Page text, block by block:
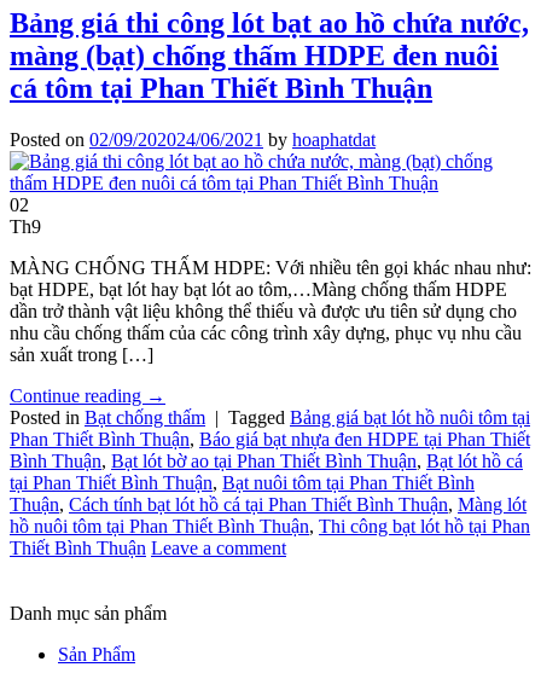
Bảng giá thi công lót bạt ao hồ chứa nước,
màng (bạt) chống thấm HDPE đen nuôi
cá tôm tại Phan Thiết Bình Thuận
Posted on 02/09/202024/06/2021 by hoaphatdat
02
Th9
MÀNG CHỐNG THẤM HDPE: Với nhiều tên gọi khác nhau như:
bạt HDPE, bạt lót hay bạt lót ao tôm,…Màng chống thấm HDPE
dần trở thành vật liệu không thể thiếu và được ưu tiên sử dụng cho
nhu cầu chống thấm của các công trình xây dựng, phục vụ nhu cầu
sản xuất trong […]
Continue reading →
Posted in Bạt chống thấm | Tagged Bảng giá bạt lót hồ nuôi tôm tại
Phan Thiết Bình Thuận, Báo giá bạt nhựa đen HDPE tại Phan Thiết
Bình Thuận, Bạt lót bờ ao tại Phan Thiết Bình Thuận, Bạt lót hồ cá
tại Phan Thiết Bình Thuận, Bạt nuôi tôm tại Phan Thiết Bình
Thuận, Cách tính bạt lót hồ cá tại Phan Thiết Bình Thuận, Màng lót
hồ nuôi tôm tại Phan Thiết Bình Thuận, Thi công bạt lót hồ tại Phan
Thiết Bình Thuận Leave a comment
Danh mục sản phẩm
Sản Phẩm